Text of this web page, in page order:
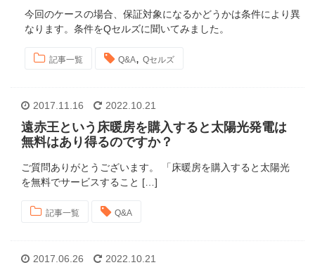
今回のケースの場合、保証対象になるかどうかは条件により異
なります。条件をQセルズに聞いてみました。
記事一覧 Q&A, Qセルズ
2017.11.16 2022.10.21
遠赤王という床暖房を購入すると太陽光発電は
無料はあり得るのですか？
ご質問ありがとうございます。 「床暖房を購入すると太陽光
を無料でサービスすること […]
記事一覧 Q&A
2017.06.26 2022.10.21